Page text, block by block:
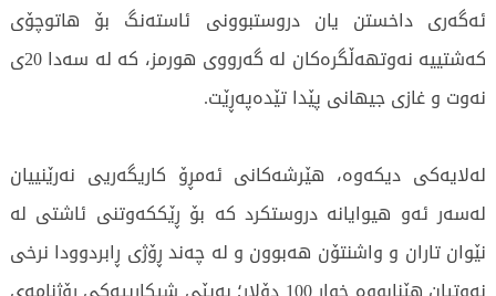
ئەگەری داخستن یان دروستبوونی ئاستەنگ بۆ هاتوچۆی
کەشتییە نەوتهەڵگرەکان لە گەرووی هورمز، کە لە سەدا 20ی
نەوت و غازی جیهانی پێدا تێدەپەڕێت.
لەلایەکی دیکەوە، هێرشەکانی ئەمڕۆ کاریگەریی نەرێنییان
لەسەر ئەو هیوایانە دروستکرد کە بۆ ڕێککەوتنی ئاشتی لە
نێوان تاران و واشنتۆن هەبوون و لە چەند ڕۆژی ڕابردوودا نرخی